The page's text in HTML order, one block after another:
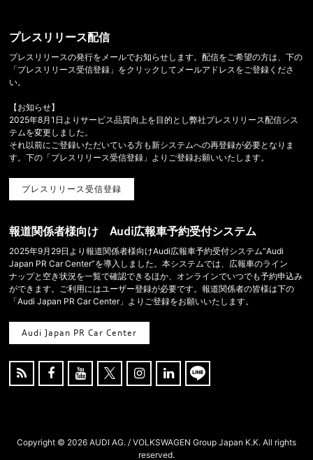
プレスリリース配信
プレスリリースの発行をメールでお知らせします。配信をご希望の方は、下の
「プレスリリース受信登録」をクリックしてメールアドレスをご登録くださ
い。
【お知らせ】
2025年8月1日よりサービス品質向上を目的とし弊社プレスリリース配信シス
テムを変更しました。
それ以前にご登録いただいている方も新システムへの再登録が必要となりま
す。下の「プレスリリース受信登録」よりご登録お願いいたします。
プレスリリース受信登録
報道関係者様向け Audi広報車予約受付システム
2025年9月29日より報道関係者様向けAudi広報車予約受付システム”Audi
Japan PR Car Center”を導入しました。本システムでは、広報車のライン
ナップと空き状況を一覧で確認できるほか、オンラインでいつでも予約申込み
ができます。ご利用にはユーザー登録が必要です。報道関係者の皆様は下の
「Audi Japan PR Car Center」よりご登録をお願いいたします。
Audi Japan PR Car Center
    
Copyright © 2026 AUDI AG. / VOLKSWAGEN Group Japan K.K. All rights
reserved.